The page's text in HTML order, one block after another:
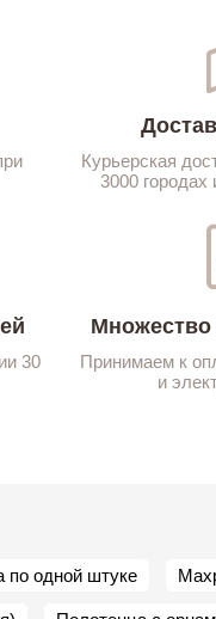
Курьерская
3000 городах
30
Множество
Принимаем к
и
по одной штуке